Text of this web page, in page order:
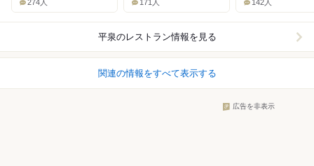
274人 171人 142人
平泉のレストラン情報を見る
関連の情報をすべて表示する
広告を非表示